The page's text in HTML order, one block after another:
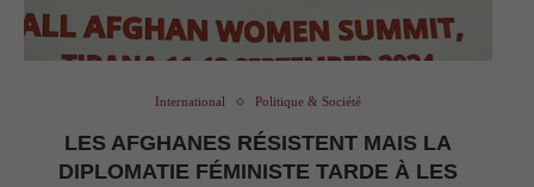
International Politique & Société
LES AFGHANES RÉSISTENT MAIS LA
DIPLOMATIE FÉMINISTE TARDE À LES